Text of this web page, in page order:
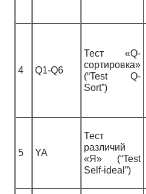
4 Q1-Q6
Тест «Q-
сортировка»
(“Test Q-
Sort”)
5 YA
Тест
различий
«Я» (“Test
Self-ideal ”)